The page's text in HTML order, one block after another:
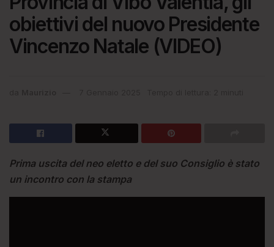
obiettivi del nuovo Presidente
Vincenzo Natale (VIDEO)
Prima uscita del neo eletto e del suo Consiglio è stato
un incontro con la stampa